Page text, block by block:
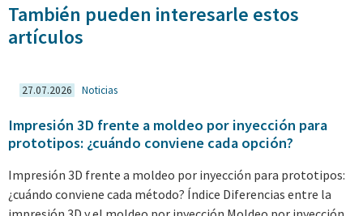
También pueden interesarle estos
artículos
27.07.2026 Noticias
Impresión 3D frente a moldeo por inyección para
prototipos: ¿cuándo conviene cada opción?
Impresión 3D frente a moldeo por inyección para prototipos:
¿cuándo conviene cada método? Índice Diferencias entre la